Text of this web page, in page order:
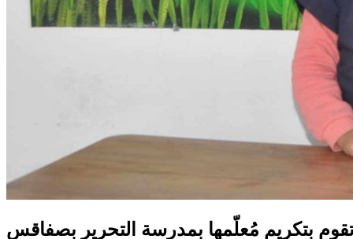
بتكريم مُعلّمها بمدرسة التحرير بصفاقس